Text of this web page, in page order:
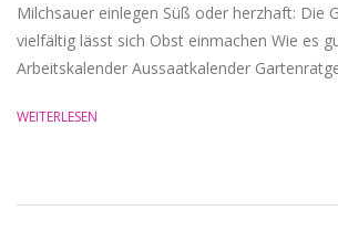
Milchsauer einlegen Süß oder herzhaft: Die
vielfältig lässt sich Obst einmachen Wie es
Arbeitskalender Aussaatkalender
WEITERLESEN